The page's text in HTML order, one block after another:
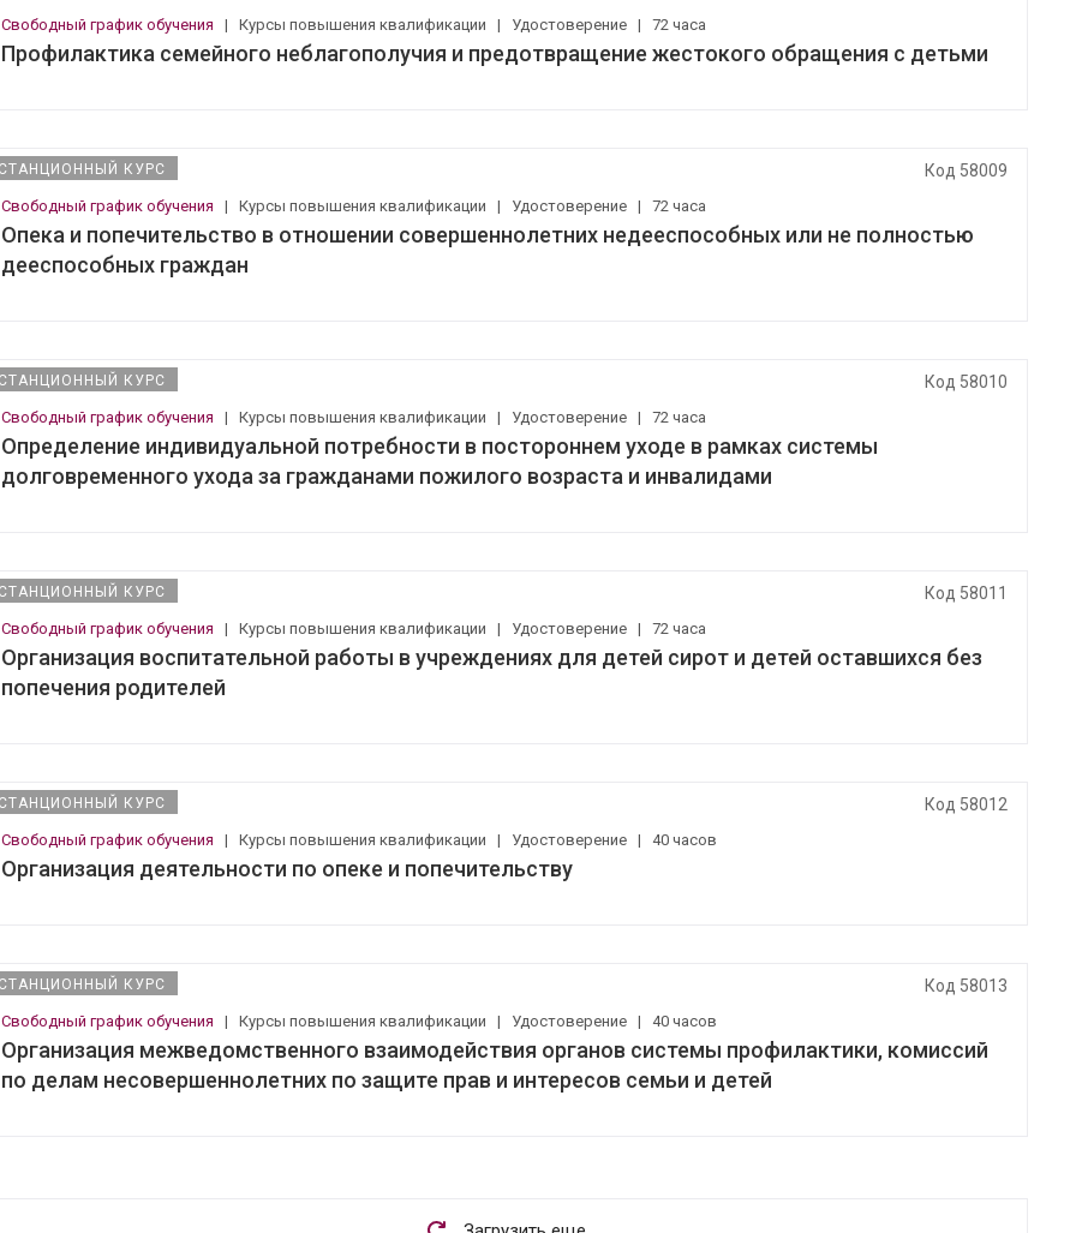
Свободный график обучения |Курсы повышения квалификации | Удостоверение |72 часа
Профилактика семейного неблагополучия и предотвращение жестокого обращения с детьми
КУРС Код 58009
Свободный график обучения |Курсы повышения квалификации | Удостоверение |72 часа
Опека и попечительство в отношении совершеннолетних недееспособных или не полностью
дееспособных граждан
КУРС Код 58010
Свободный график обучения |Курсы повышения квалификации | Удостоверение |72 часа
Определение индивидуальной потребности в постороннем уходе в рамках системы
долговременного ухода за гражданами пожилого возраста и инвалидами
КУРС Код 58011
Свободный график обучения |Курсы повышения квалификации | Удостоверение |72 часа
Организация воспитательной работы в учреждениях для детей сирот и детей оставшихся без
попечения родителей
КУРС Код 58012
Свободный график обучения |Курсы повышения квалификации | Удостоверение |40 часов
Организация деятельности по опеке и попечительству
КУРС Код 58013
Свободный график обучения |Курсы повышения квалификации | Удостоверение |40 часов
Организация межведомственного взаимодействия органов системы профилактики, комиссий
по делам несовершеннолетних по защите прав и интересов семьи и детей